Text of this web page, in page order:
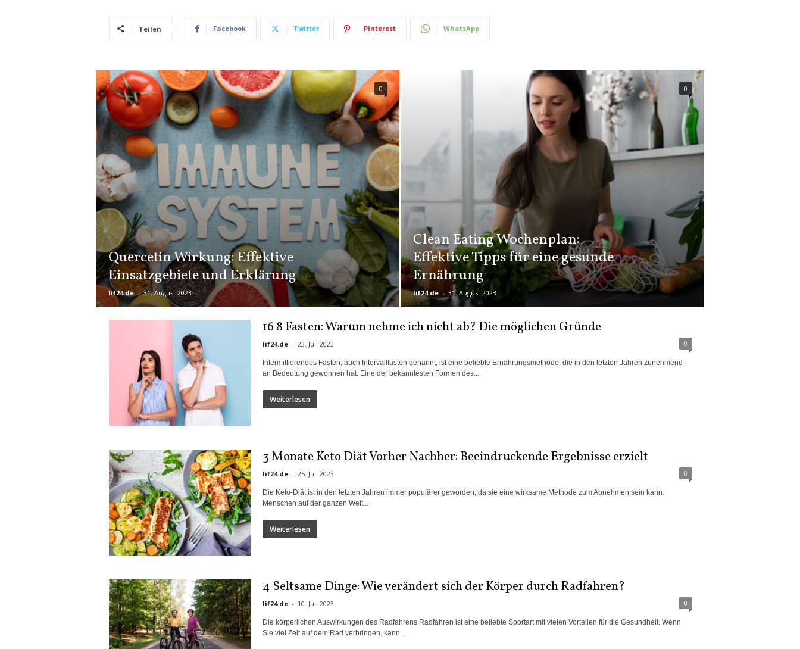
Teilen Facebook Twitter Pinterest WhatsApp
Quercetin Wirkung: Effektive
Einsatzgebiete und Erklärung
lif24.de - 31. August 2023
0
Clean Eating Wochenplan:
Effektive Tipps für eine gesunde
Ernährung
lif24.de - 31. August 2023
0
16 8 Fasten: Warum nehme ich nicht ab? Die möglichen Gründe
lif24.de - 23. Juli 2023 0
Intermittierendes Fasten, auch Intervallfasten genannt, ist eine beliebte Ernährungsmethode, die in den letzten Jahren zunehmend
an Bedeutung gewonnen hat. Eine der bekanntesten Formen des...
Weiterlesen
3 Monate Keto Diät Vorher Nachher: Beeindruckende Ergebnisse erzielt
lif24.de - 25. Juli 2023 0
Die Keto-Diät ist in den letzten Jahren immer populärer geworden, da sie eine wirksame Methode zum Abnehmen sein kann.
Menschen auf der ganzen Welt...
Weiterlesen
4 Seltsame Dinge: Wie verändert sich der Körper durch Radfahren?
lif24.de - 10. Juli 2023 0
Die körperlichen Auswirkungen des Radfahrens Radfahren ist eine beliebte Sportart mit vielen Vorteilen für die Gesundheit. Wenn
Sie viel Zeit auf dem Rad verbringen, kann...